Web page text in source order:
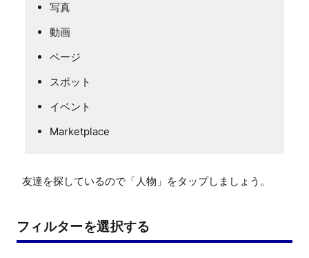
写真
動画
ページ
スポット
イベント
Marketplace
友達を探しているので「人物」をタップしましょう。
フィルターを選択する